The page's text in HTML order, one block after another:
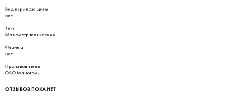
Вид взрывозащиты
нет
Тип
Манометр техический
Фланец
нет
Производитель
ОАО Манотомь
ОТЗЫВОВ ПОКА НЕТ